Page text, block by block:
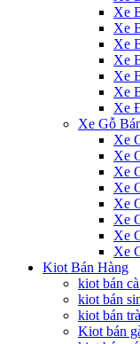
Xe
Xe
Xe
Xe
Xe
Xe
Xe
Xe Gỗ
Xe
Xe
Xe
Xe
Xe
Xe
Xe
Xe
Kiot Bán Hàng
kiot bán
kiot bán
kiot bán
Kiot bán